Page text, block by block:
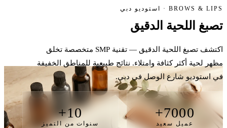
BROWS & LIPS · استوديو دبي
تصبغ اللحية الدقيق
اكتشف تصبغ اللحية الدقيق — تقنية SMP متخصصة تخلق
مظهر لحية أكثر كثافة وامتلاء. نتائج طبيعية للمناطق الخفيفة
في استوديو شارع الوصل في دبي.
7000+
عميل سعيد
10+
سنوات من التميز